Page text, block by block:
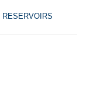
RESERVOIRS